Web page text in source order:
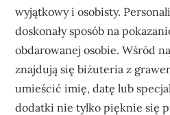
wyjątkowy i osobisty.
doskonały sposób na
obdarowanej osobie. Wśród
znajdują się biżuteria z
umieścić imię, datę lub
dodatki nie tylko pięknie się